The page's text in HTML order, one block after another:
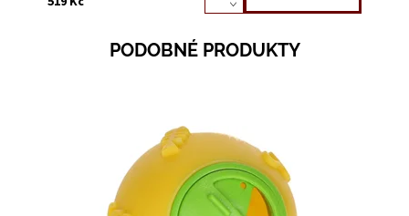
PODOBNÉ PRODUKTY
Skladem 3
52553